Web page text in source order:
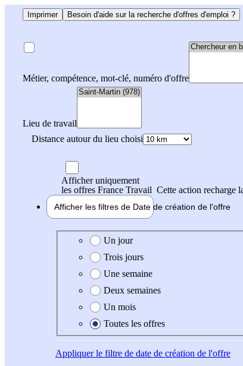
Imprimer Besoin d'aide sur la recherche d'offres d'emploi ?
Métier, compétence, mot-clé, numéro d'offre
Lieu de travail
Distance autour du lieu choisi
Afficher uniquement
les offres France Travail Cette action recharge
Afficher les filtres de Date de création de l'offre
Date de création de l'offre
Un jour
Trois jours
Une semaine
Deux semaines
Un mois
Toutes les offres
Appliquerle filtre de date de création de l'offre